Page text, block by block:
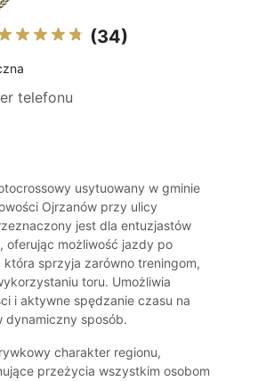
(34)
telefonu
usytuowany w gminie
Ojrzanów przy ulicy
jest dla entuzjastów
oferując możliwość jazdy po
która sprzyja zarówno treningom,
toru. Umożliwia
i aktywne spędzanie czasu na
dynamiczny sposób.
charakter regionu,
przeżycia wszystkim osobom